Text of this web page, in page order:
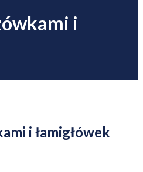
i
i łamigłówek